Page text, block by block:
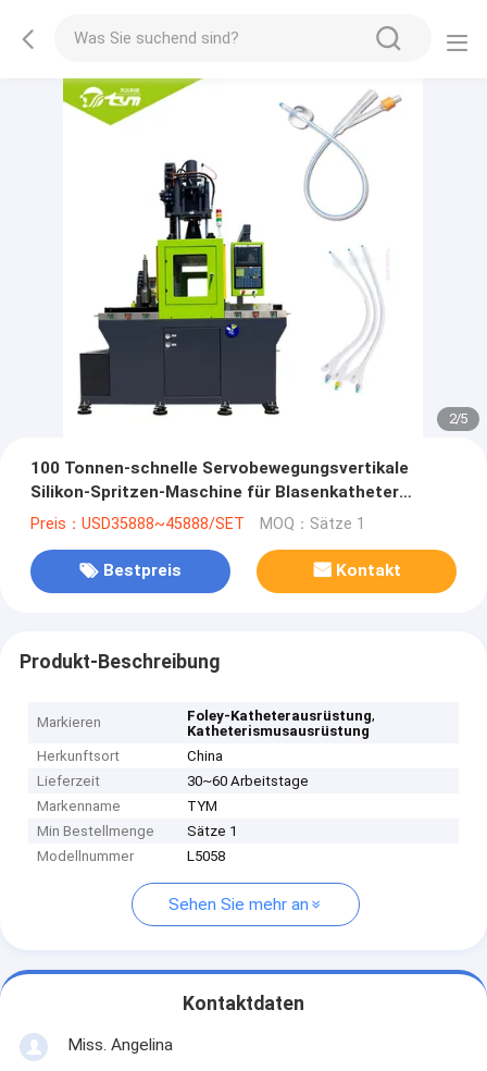
2/5
100 Tonnen-schnelle Servobewegungsvertikale
Silikon-Spritzen-Maschine für Blasenkatheter
F6~F26
Preis：USD35888~45888/SET MOQ：Sätze 1
Bestpreis Kontakt
Produkt-Beschreibung
Markieren Foley-Katheterausrüstung,
Katheterismusausrüstung
Herkunftsort
China
Lieferzeit
30~60 Arbeitstage
Markenname
TYM
Min Bestellmenge
Sätze 1
Modellnummer
L5058
Sehen Sie mehr an
Kontaktdaten
Miss. Angelina